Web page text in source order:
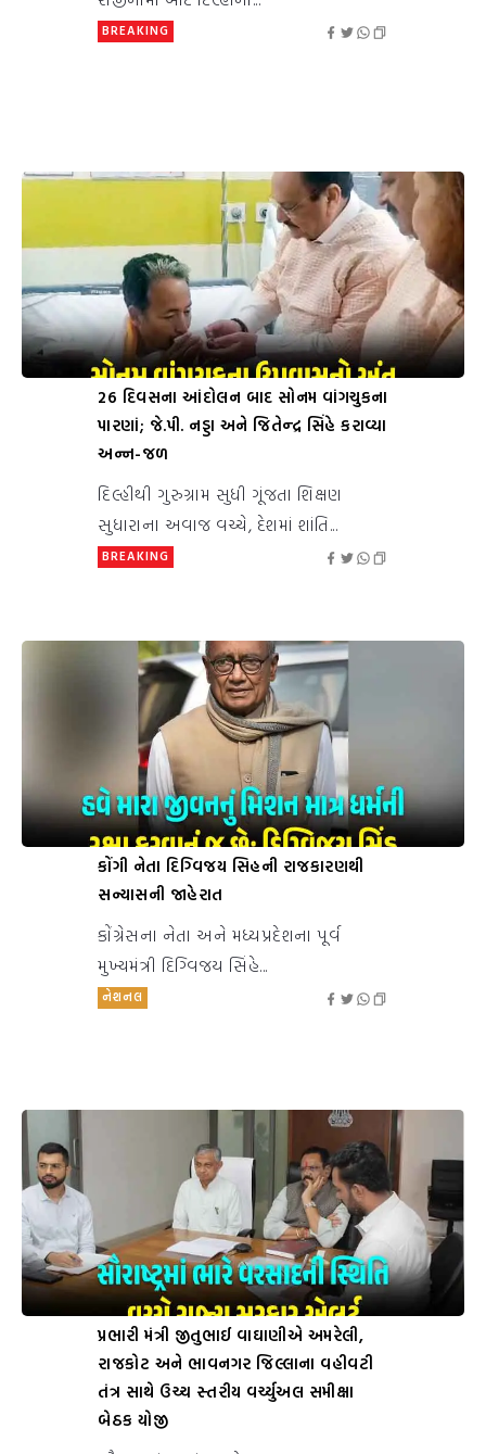
BREAKING
26 દિવસના આંદોલન બાદ સોનમ વાંગચુકના
પારણાં; જે.પી. નડ્ડા અને જિતેન્દ્ર સિંહે કરાવ્યા
અન્ન-જળ
દિલ્હીથી ગુરુગ્રામ સુધી ગૂંજતા શિક્ષણ
સુધારાના અવાજ વચ્ચે, દેશમાં શાંતિ...
BREAKING
કોંગી નેતા દિગ્વિજય સિહની રાજકારણથી
સન્યાસની જાહેરાત
કોંગ્રેસના નેતા અને મધ્યપ્રદેશના પૂર્વ
મુખ્યમંત્રી દિગ્વિજય સિંહે...
નેશનલ
પ્રભારી મંત્રી જીતુભાઈ વાઘાણીએ અમરેલી,
રાજકોટ અને ભાવનગર જિલ્લાના વહીવટી
તંત્ર સાથે ઉચ્ચ સ્તરીય વર્ચ્યુઅલ સમીક્ષા
બેઠક યોજી